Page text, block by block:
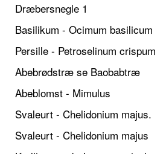
Dræbersnegle 1
Basilikum - Ocimum basilicum
Persille - Petroselinum crispum
Abebrødstræ se Baobabtræ
Abeblomst - Mimulus
Svaleurt - Chelidonium majus.
Svaleurt - Chelidonium majus